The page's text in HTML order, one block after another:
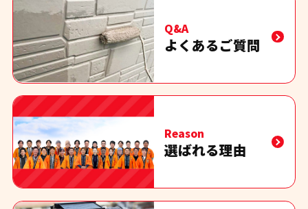
Q&A
よくあるご質問
Reason
選ばれる理由